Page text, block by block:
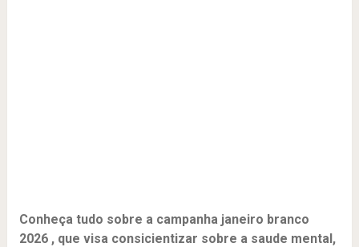
Conheça tudo sobre a campanha janeiro branco
2026 , que visa consicientizar sobre a saude mental,